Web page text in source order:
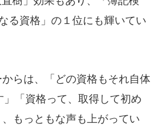
る資格」の１位にも輝いてい
らは、「どの資格もそれ自体
「資格って、取得して初め
もっともな声も上がってい